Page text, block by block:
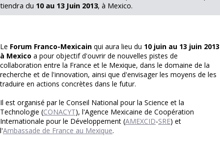
tiendra du 10 au 13 Juin 2013, à Mexico.
Le Forum Franco-Mexicain qui aura lieu du 10 juin au 13 juin 2013
à Mexico a pour objectif d'ouvrir de nouvelles pistes de
collaboration entre la France et le Mexique, dans le domaine de la
recherche et de l'innovation, ainsi que d'envisager les moyens de les
traduire en actions concrètes dans le futur.
Il est organisé par le Conseil National pour la Science et la
Technologie (CONACYT), l'Agence Mexicaine de Coopération
Internationale pour le Développement (AMEXCID-SRE) et
l'Ambassade de France au Mexique.